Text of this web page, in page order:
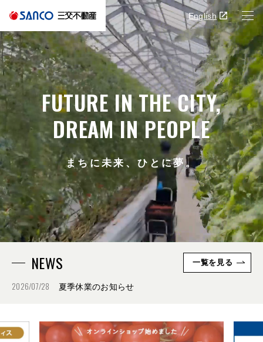
English
FUTURE IN THE CITY,
DREAM IN PEOPLE
まちに未来、ひとに夢。
NEWS 一覧を見る
2026/07/28 夏季休業のお知らせ